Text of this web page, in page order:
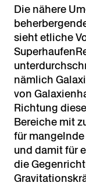
Die nähere
sieht etliche
nämlich
von
Richtung
Bereiche mit
für
und damit für
die